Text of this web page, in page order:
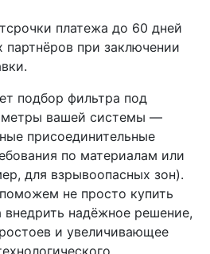
платежа до 60 дней
партнёров при заключении
подбор фильтра под
вашей системы —
присоединительные
по материалам или
для взрывоопасных зон).
не просто купить
внедрить надёжное решение,
и увеличивающее